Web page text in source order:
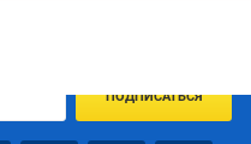
ПОДПИСАТЬСЯ